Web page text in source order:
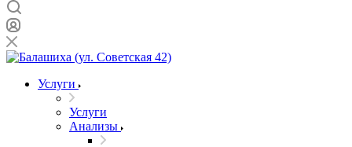
Услуги
Услуги
Анализы